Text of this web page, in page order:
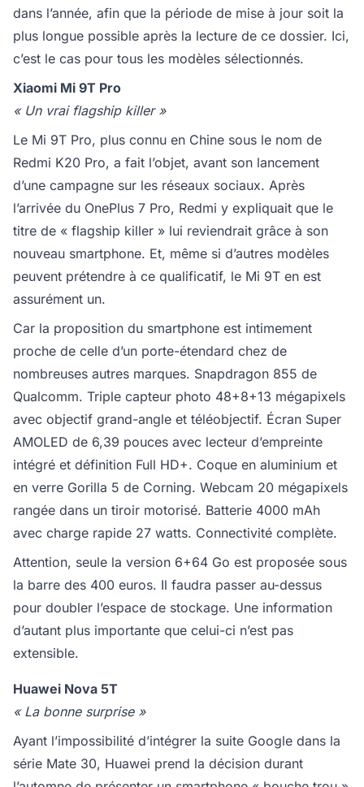
dans l’année, afin que la période de mise à jour soit la
plus longue possible après la lecture de ce dossier. Ici,
c’est le cas pour tous les modèles sélectionnés.
Xiaomi Mi 9T Pro
« Un vrai flagship killer »
Le Mi 9T Pro, plus connu en Chine sous le nom de
Redmi K20 Pro, a fait l’objet, avant son lancement
d’une campagne sur les réseaux sociaux. Après
l’arrivée du OnePlus 7 Pro, Redmi y expliquait que le
titre de « flagship killer » lui reviendrait grâce à son
nouveau smartphone. Et, même si d’autres modèles
peuvent prétendre à ce qualificatif, le Mi 9T en est
assurément un.
Car la proposition du smartphone est intimement
proche de celle d’un porte-étendard chez de
nombreuses autres marques. Snapdragon 855 de
Qualcomm. Triple capteur photo 48+8+13 mégapixels
avec objectif grand-angle et téléobjectif. Écran Super
AMOLED de 6,39 pouces avec lecteur d’empreinte
intégré et définition Full HD+. Coque en aluminium et
en verre Gorilla 5 de Corning. Webcam 20 mégapixels
rangée dans un tiroir motorisé. Batterie 4000 mAh
avec charge rapide 27 watts. Connectivité complète.
Attention, seule la version 6+64 Go est proposée sous
la barre des 400 euros. Il faudra passer au-dessus
pour doubler l’espace de stockage. Une information
d’autant plus importante que celui-ci n’est pas
extensible.
Huawei Nova 5T
« La bonne surprise »
Ayant l’impossibilité d’intégrer la suite Google dans la
série Mate 30, Huawei prend la décision durant